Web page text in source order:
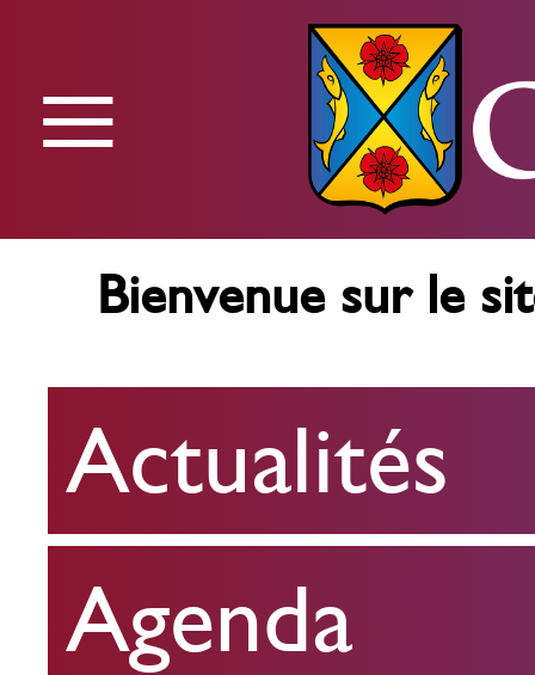
Menu
Actualités
Agenda
Restaurant
≡
Bienvenue sur le
Actualités
Agenda